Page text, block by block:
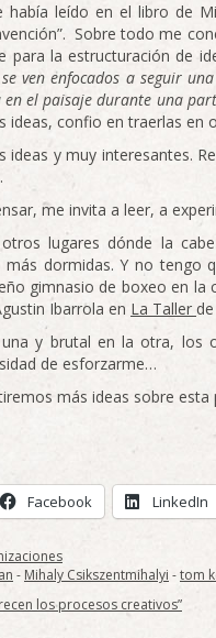
leído en el libro de
Sobre todo me
para la estructuración de
ven enfocados a seguir
el paisaje durante una
ideas, confio en traerlas en
ideas y muy interesantes.
me invita a leer, a
lugares dónde la
dormidas. Y no tengo
gimnasio de boxeo en la
Ibarrola en La Taller
y brutal en la otra, los
de esforzarme…
más ideas sobre
Facebook LinkedIn
- Mihaly Csikszentmihalyi -tom
los procesos creativos”